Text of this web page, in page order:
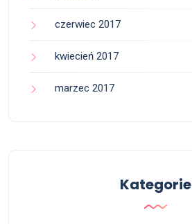
czerwiec 2017
kwiecień 2017
marzec 2017
Kategorie